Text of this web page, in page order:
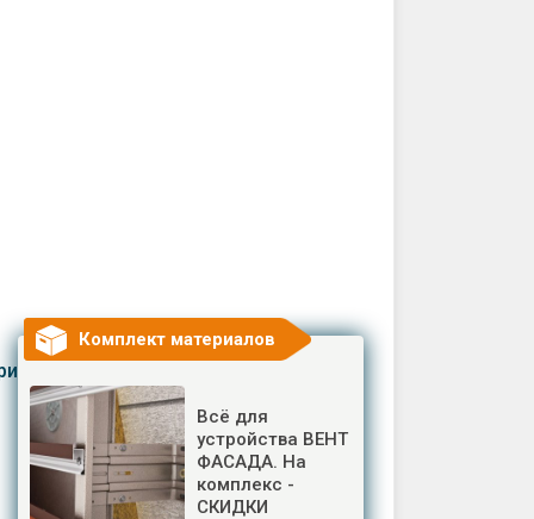
Комплект материалов
Всё для
устройства ВЕНТ
ФАСАДА. На
комплекс -
СКИДКИ